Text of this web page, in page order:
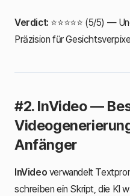
Verdict: ⭐⭐⭐⭐⭐ (5/5) —
Präzision für
#2. InVideo —
Anfänger
InVideo verwandelt
schreiben ein Skript, die KI